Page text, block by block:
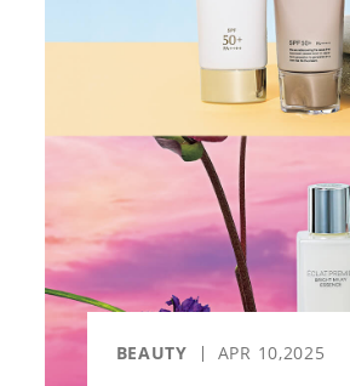
#WATCH
BEAUTY APR 10,2025